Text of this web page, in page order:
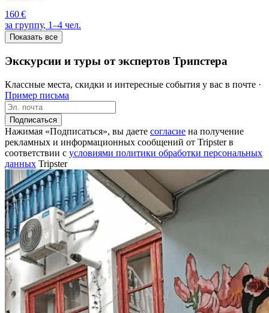
160 €
за группу, 1–4 чел.
Показать все
Экскурсии и туры от экспертов Трипстера
Классные места, скидки и интересные события у вас в почте ·
Пример письма
Подписаться
Нажимая «Подписаться», вы даете согласие на получение
рекламных и информационных сообщений от Tripster в
соответствии c условиями политики обработки персональных
данных Tripster